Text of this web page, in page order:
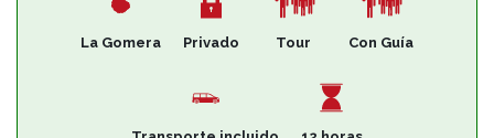
La Gomera Privado Tour Con Guía